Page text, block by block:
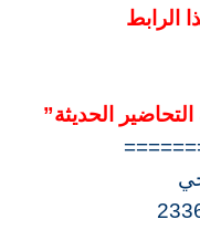
الرابط
الحديثة”